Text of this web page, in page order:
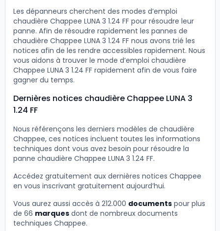
Les dépanneurs cherchent des modes d’emploi
chaudière Chappee LUNA 3 1.24 FF pour résoudre leur
panne. Afin de résoudre rapidement les pannes de
chaudière Chappee LUNA 3 1.24 FF nous avons trié les
notices afin de les rendre accessibles rapidement. Nous
vous aidons à trouver le mode d’emploi chaudière
Chappee LUNA 3 1.24 FF rapidement afin de vous faire
gagner du temps.
Dernières notices chaudière Chappee LUNA 3
1.24 FF
Nous référençons les derniers modèles de chaudière
Chappee, ces notices incluent toutes les informations
techniques dont vous avez besoin pour résoudre la
panne chaudière Chappee LUNA 3 1.24 FF.
Accédez gratuitement aux dernières notices Chappee
en vous inscrivant gratuitement aujourd’hui.
Vous aurez aussi accès à 212.000 documentspour plus
de 66 marquesdont de nombreux documents
techniques Chappee.